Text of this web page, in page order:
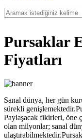
Pursaklar
Fiyatları
Sanal dünya, her gün
sürekli
Paylaşacak fikirleri, öne
olan milyonlar; sanal